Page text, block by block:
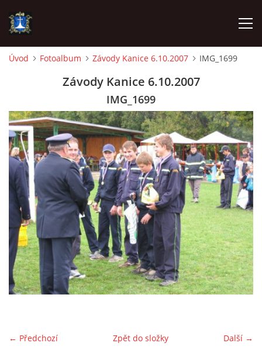
VÝJEZDY
INFORMACE JEDNOTKY »
TECHNIKA
OZNAČENÍ HASIČSKÉ TECHNIKY
HYDRANTY
Úvod Fotoalbum Závody Kanice 6.10.2007 IMG_1699
Závody Kanice 6.10.2007
IMG_1699
← Předchozí Další →
Zpět do složky